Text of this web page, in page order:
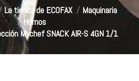
La tienda de ECOFAX
Maquinaria
Hornos
Mychef SNACK AIR-S 4GN 1/1